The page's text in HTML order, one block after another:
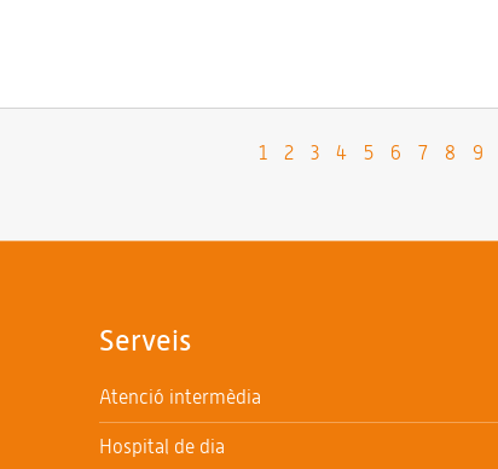
1 2 3 4 5 6 7 8 9
Serveis
Atenció intermèdia
Hospital de dia